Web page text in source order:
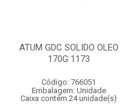
ATUM GDC SOLIDO OLEO
170G 1173
Código: 766051
Embalagem: Unidade
Caixa contém 24 unidade(s)